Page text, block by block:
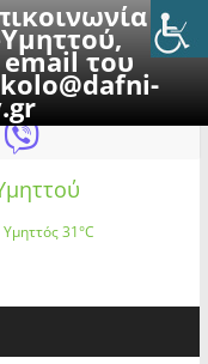
με
email του
2026
Υμηττός31°C